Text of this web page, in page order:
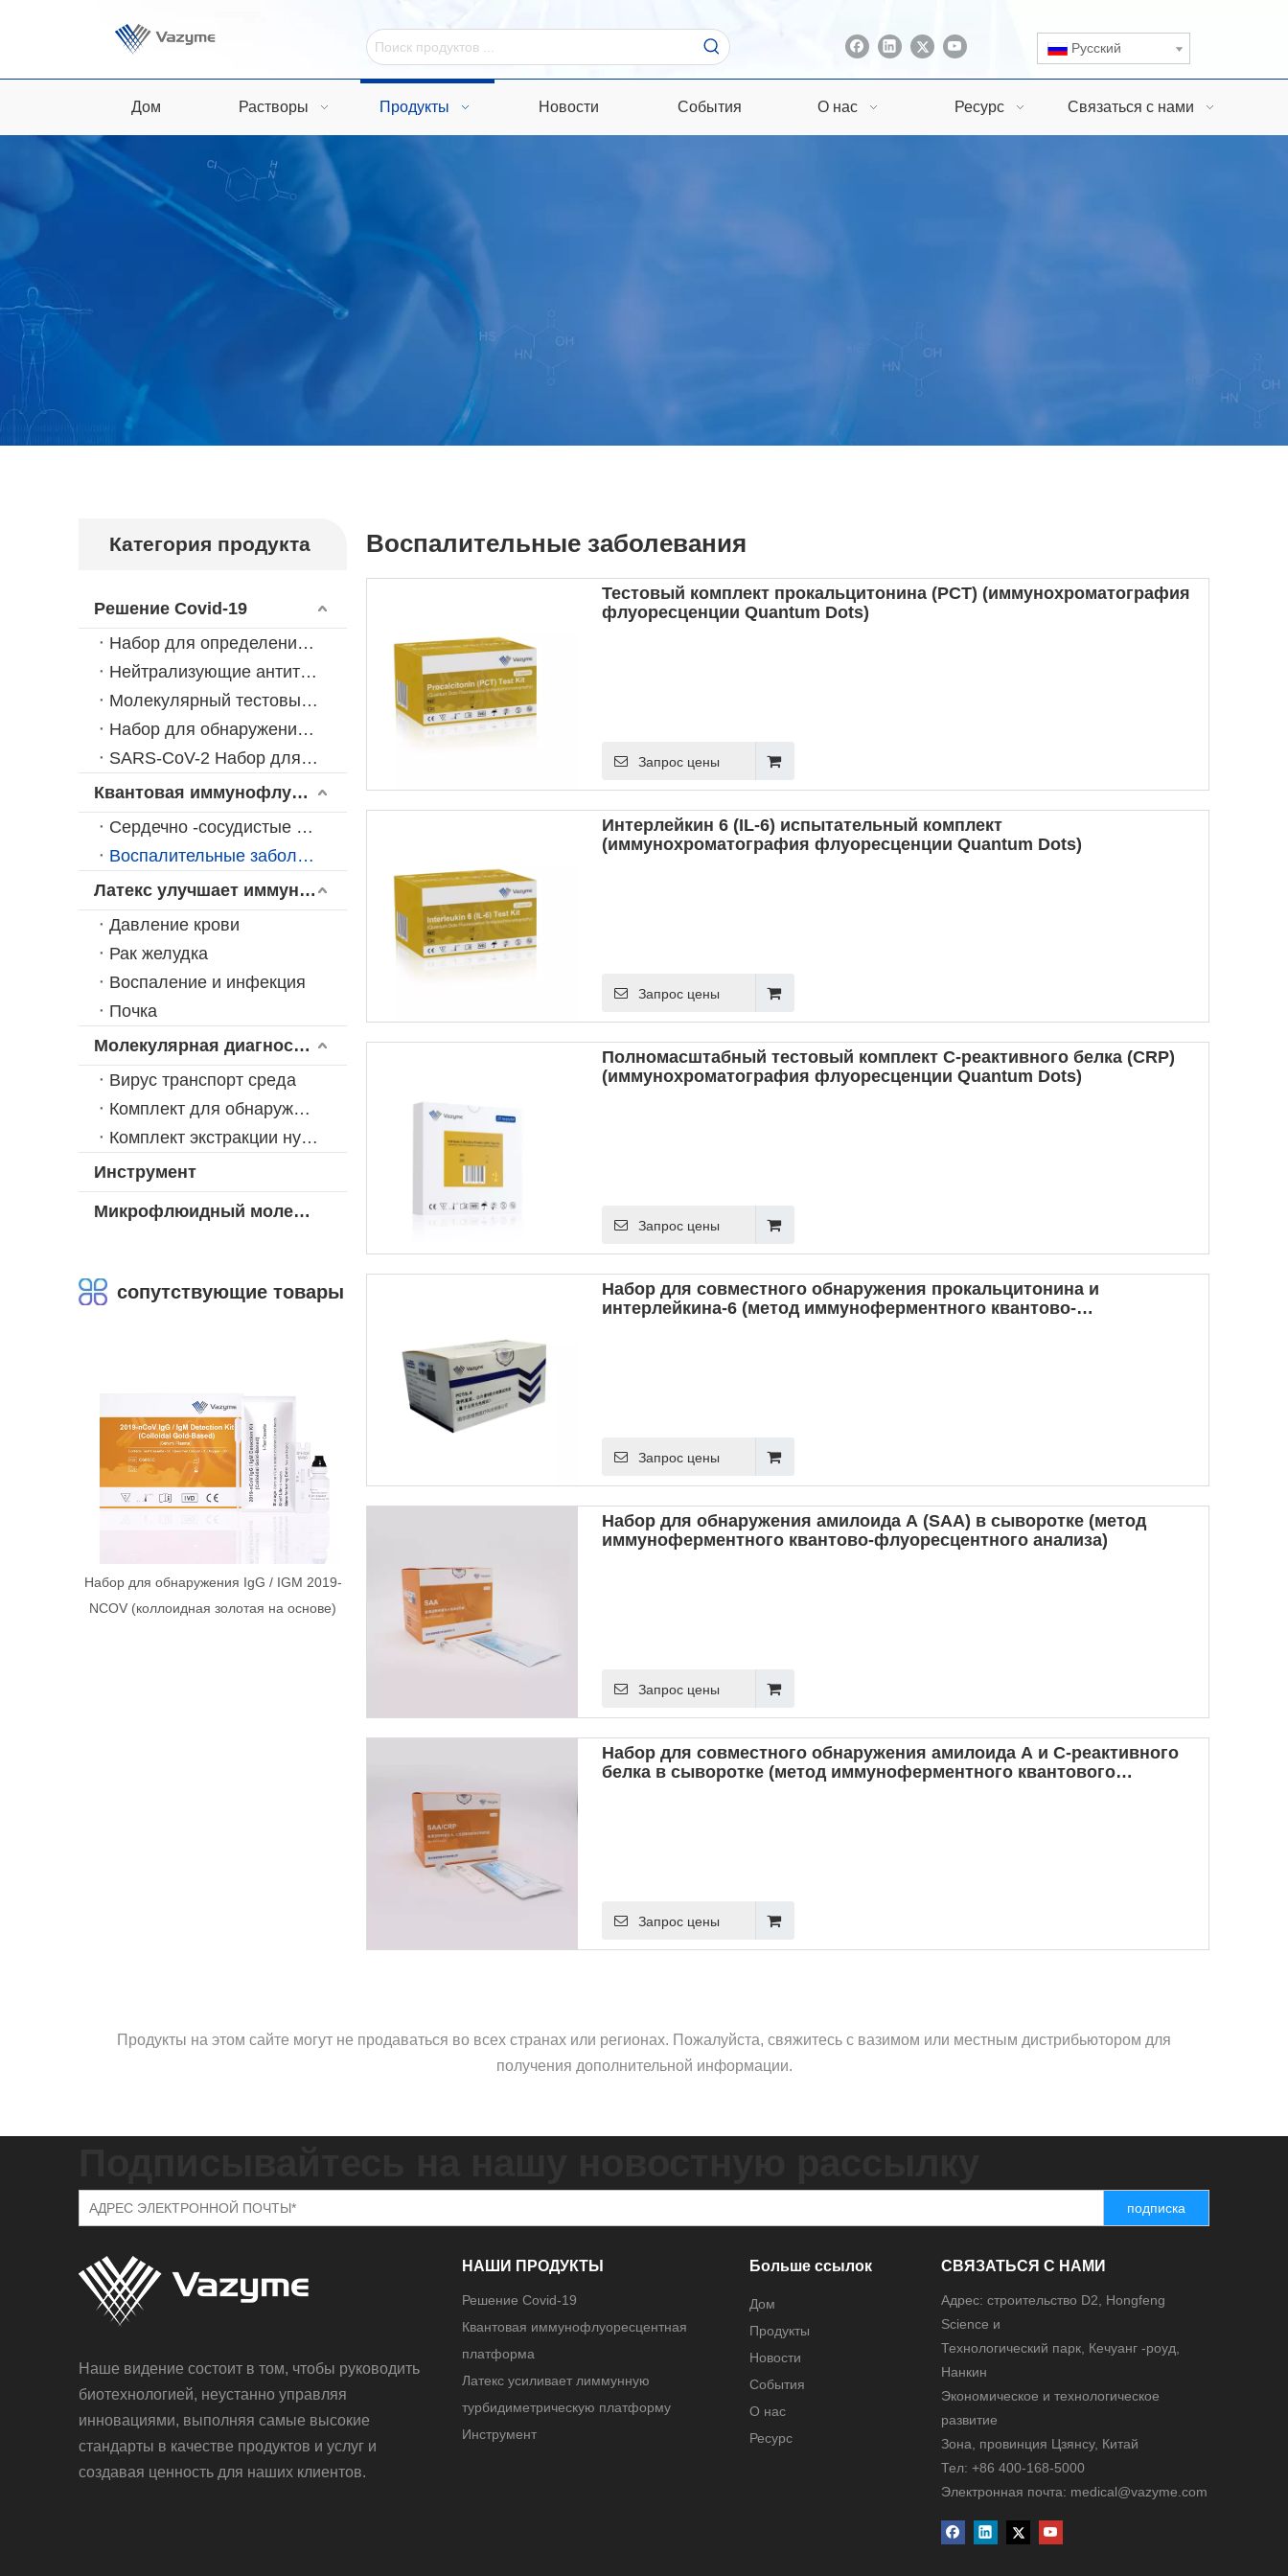
Pусский
Дом Растворы Продукты Новости События О нас Ресурс Связаться с нами
Категория продукта
Решение Covid-19
Набор для определения IgG / IgM 2019-nCoV
Нейтрализующие антитела против SARS-CoV-2 (набор для ELISA)
Молекулярный тестовый раствор для обнаружения нуклеиновых кислот SARS-CoV-2
Набор для обнаружения антигена SARS-CoV-2
SARS-CoV-2 Набор для определения IgG белка RBD
Квантовая иммунофлуоресцентная платформа
Сердечно -сосудистые заболевания
Воспалительные заболевания
Латекс улучшает иммунную турбидиметрическую платформу
Давление крови
Рак желудка
Воспаление и инфекция
Почка
Молекулярная диагностика
Вирус транспорт среда
Комплект для обнаружения
Комплект экстракции нуклеиновой кислоты
Инструмент
Микрофлюидный молекулярный серия растворов POCT
сопутствующие товары
Набор для обнаружения IgG / IGM 2019-
NCOV (коллоидная золотая на основе)
Воспалительные заболевания
Тестовый комплект прокальцитонина (PCT) (иммунохроматография
флуоресценции Quantum Dots)
Запрос цены
Интерлейкин 6 (IL-6) испытательный комплект
(иммунохроматография флуоресценции Quantum Dots)
Запрос цены
Полномасштабный тестовый комплект C-реактивного белка (CRP)
(иммунохроматография флуоресценции Quantum Dots)
Запрос цены
Набор для совместного обнаружения прокальцитонина и
интерлейкина-6 (метод иммуноферментного квантово-
Запрос цены
Набор для обнаружения амилоида A (SAA) в сыворотке (метод
иммуноферментного квантово-флуоресцентного анализа)
Запрос цены
Набор для совместного обнаружения амилоида А и С-реактивного
белка в сыворотке (метод иммуноферментного квантового
Запрос цены
Продукты на этом сайте могут не продаваться во всех странах или регионах. Пожалуйста, свяжитесь с вазимом или местным дистрибьютором для
получения дополнительной информации.
подписка
Наше видение состоит в том, чтобы руководить
биотехнологией, неустанно управляя
инновациями, выполняя самые высокие
стандарты в качестве продуктов и услуг и
создавая ценность для наших клиентов.
НАШИ ПРОДУКТЫ
Решение Covid-19
Квантовая иммунофлуоресцентная
платформа
Латекс усиливает лиммунную
турбидиметрическую платформу
Инструмент
Больше ссылок
Дом
Продукты
Новости
События
О нас
Ресурс
СВЯЗАТЬСЯ С НАМИ
Адрес: строительство D2, Hongfeng
Science и
Технологический парк, Кечуанг -роуд,
Нанкин
Экономическое и технологическое
развитие
Зона, провинция Цзянсу, Китай
Тел: +86 400-168-5000
Электронная почта: medical@vazyme.com